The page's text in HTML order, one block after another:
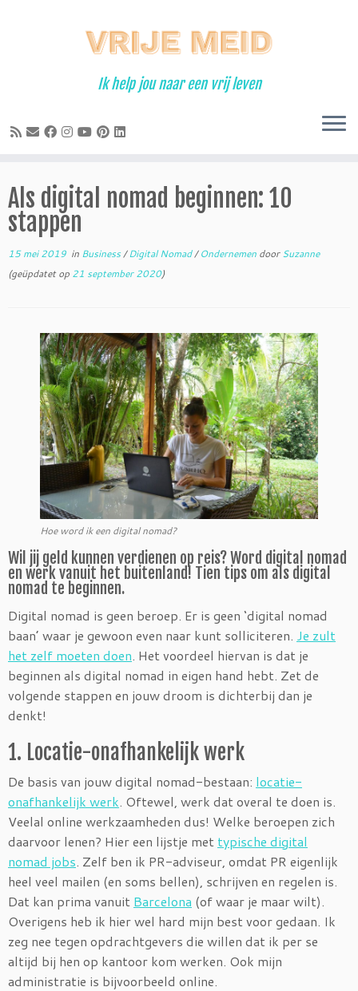
Ik help jou naar een vrij leven
Als digital nomad beginnen: 10
stappen
15 mei 2019 in Business/Digital Nomad/Ondernemen doorSuzanne
(geüpdatet op 21 september 2020)
Hoe word ik een digital nomad?
Wil jij geld kunnen verdienen op reis? Word digital nomad
en werk vanuit het buitenland! Tien tips om als digital
nomad te beginnen.
Digital nomad is geen beroep. Er is geen ‘digital nomad
baan’ waar je gewoon even naar kunt solliciteren. Je zult
het zelf moeten doen. Het voordeel hiervan is dat je
beginnen als digital nomad in eigen hand hebt. Zet de
volgende stappen en jouw droom is dichterbij dan je
denkt!
1. Locatie-onafhankelijk werk
De basis van jouw digital nomad-bestaan: locatie-
onafhankelijk werk. Oftewel, werk dat overal te doen is.
Veelal online werkzaamheden dus! Welke beroepen zich
daarvoor lenen? Hier een lijstje met typische digital
nomad jobs. Zelf ben ik PR-adviseur, omdat PR eigenlijk
heel veel mailen (en soms bellen), schrijven en regelen is.
Dat kan prima vanuit Barcelona (of waar je maar wilt).
Overigens heb ik hier wel hard mijn best voor gedaan. Ik
zeg nee tegen opdrachtgevers die willen dat ik per se
altijd bij hen op kantoor kom werken. Ook mijn
administratie is bijvoorbeeld online.